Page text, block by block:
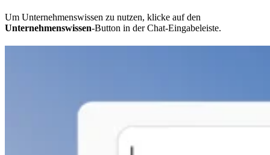
Um Unternehmenswissen zu nutzen, klicke auf den
Unternehmenswissen-Button in der Chat-Eingabeleiste.